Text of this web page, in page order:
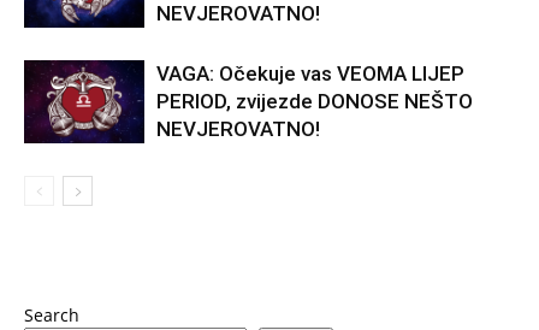
NEVJEROVATNO!
VAGA: Očekuje vas VEOMA LIJEP
PERIOD, zvijezde DONOSE NEŠTO
NEVJEROVATNO!
Search